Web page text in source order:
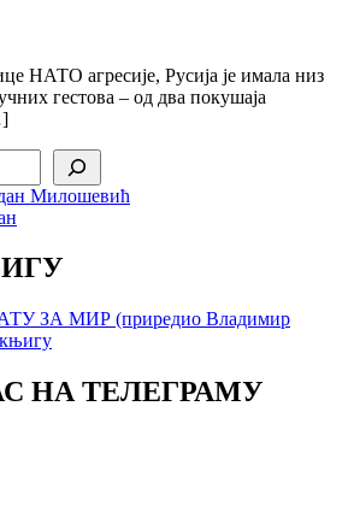
НАТО агресије, Русија је имала низ
гестова – од два покушаја
НА ТЕЛЕГРАМУ